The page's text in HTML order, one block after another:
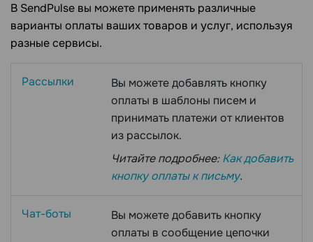
В SendPulse вы можете применять различные
варианты оплаты ваших товаров и услуг, используя
разные сервисы.
Рассылки
Вы можете добавлять кнопку
оплаты в шаблоны писем и
принимать платежи от клиентов
из рассылок.
Читайте подробнее:Как добавить
кнопку оплаты к письму.
Чат-боты
Вы можете добавить кнопку
оплаты в сообщение цепочки